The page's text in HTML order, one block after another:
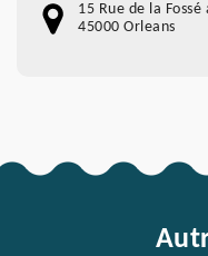
15 Rue de la
45000 Orleans